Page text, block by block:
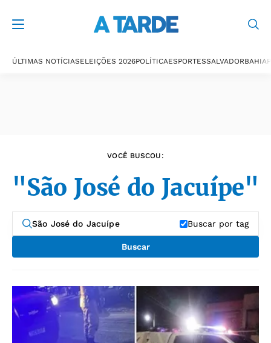
ÚLTIMAS NOTÍCIASELEIÇÕES 2026POLÍTICAESPORTESSALVADORBAHIA
VOCÊ BUSCOU:
"São José do Jacuípe"
Buscar por tag
Buscar